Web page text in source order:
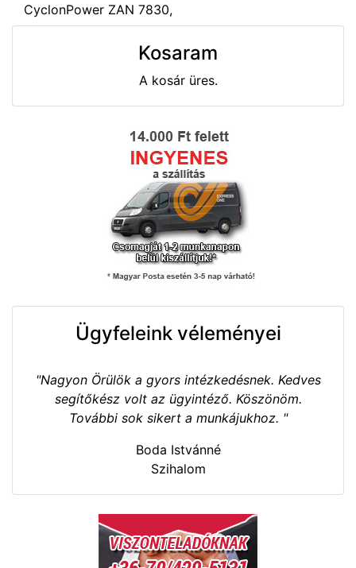
CyclonPower ZAN 7830,
Kosaram
A kosár üres.
Ügyfeleink véleményei
"Nagyon Örülök a gyors intézkedésnek. Kedves
segítőkész volt az ügyintéző. Köszönöm.
További sok sikert a munkájukhoz. "
Boda Istvánné
Szihalom